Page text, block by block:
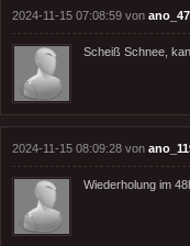
2024-11-15 07:08:59 von
Scheiß Schnee,
2024-11-15 08:09:28 von
Wiederholung im